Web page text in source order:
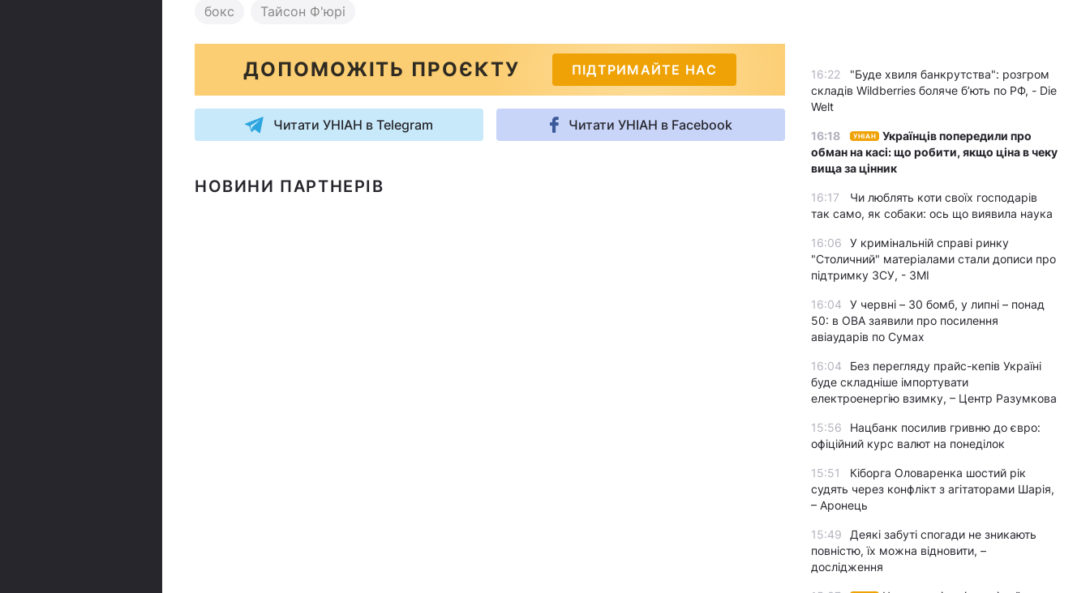
бокс Тайсон Ф'юрі
ДОПОМОЖІТЬ ПРОЄКТУ ПІДТРИМАЙТЕ НАС
Читати УНІАН в Telegram Читати УНІАН в Facebook
НОВИНИ ПАРТНЕРІВ
16:22
"Буде хвиля банкрутства": розгром
складів Wildberries боляче бʼють по РФ, - Die
Welt
16:18 УНІАН
Українців попередили про
обман на касі: що робити, якщо ціна в чеку
вища за цінник
16:17
Чи люблять коти своїх господарів
так само, як собаки: ось що виявила наука
16:06
У кримінальній справі ринку
"Столичний" матеріалами стали дописи про
підтримку ЗСУ, - ЗМІ
16:04
У червні – 30 бомб, у липні – понад
50: в ОВА заявили про посилення
авіаударів по Сумах
16:04
Без перегляду прайс-кепів Україні
буде складніше імпортувати
електроенергію взимку, – Центр Разумкова
15:56
Нацбанк посилив гривню до євро:
офіційний курс валют на понеділок
15:51
Кіборга Оловаренка шостий рік
судять через конфлікт з агітаторами Шарія,
– Аронець
15:49
Деякі забуті спогади не зникають
повністю, їх можна відновити, –
дослідження